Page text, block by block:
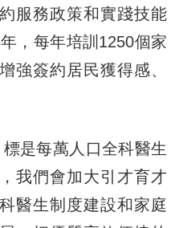
服務政策和實踐技能
，每年培訓1250個家
強簽約居民獲得感、
是每萬人口全科醫生
我們會加大引才育才
醫生制度建設和家庭